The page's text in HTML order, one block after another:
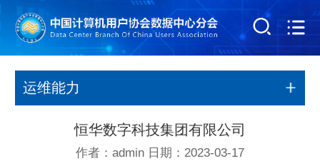
运维能力
恒华数字科技集团有限公司
作者：admin 日期：2023-03-17